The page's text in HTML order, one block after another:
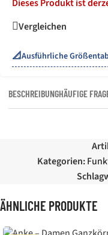
Dieses Produkt ist
Vergleichen
📐Ausführliche
BESCHREIBUNGHÄUFIGE
Kategorien:
ÄHNLICHE PRODUKTE